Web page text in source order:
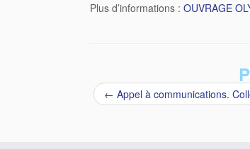
Plus d’informations : OUVRAGE
← Appel à communications.